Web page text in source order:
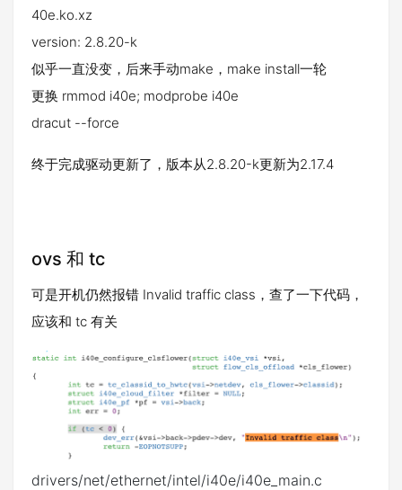
40e.ko.xz
version: 2.8.20-k
似乎一直没变，后来手动make，make install一轮
更换 rmmod i40e; modprobe i40e
dracut --force
终于完成驱动更新了，版本从2.8.20-k更新为2.17.4
ovs 和 tc
可是开机仍然报错 Invalid traffic class，查了一下代码，
应该和 tc 有关
drivers/net/ethernet/intel/i40e/i40e_main.c